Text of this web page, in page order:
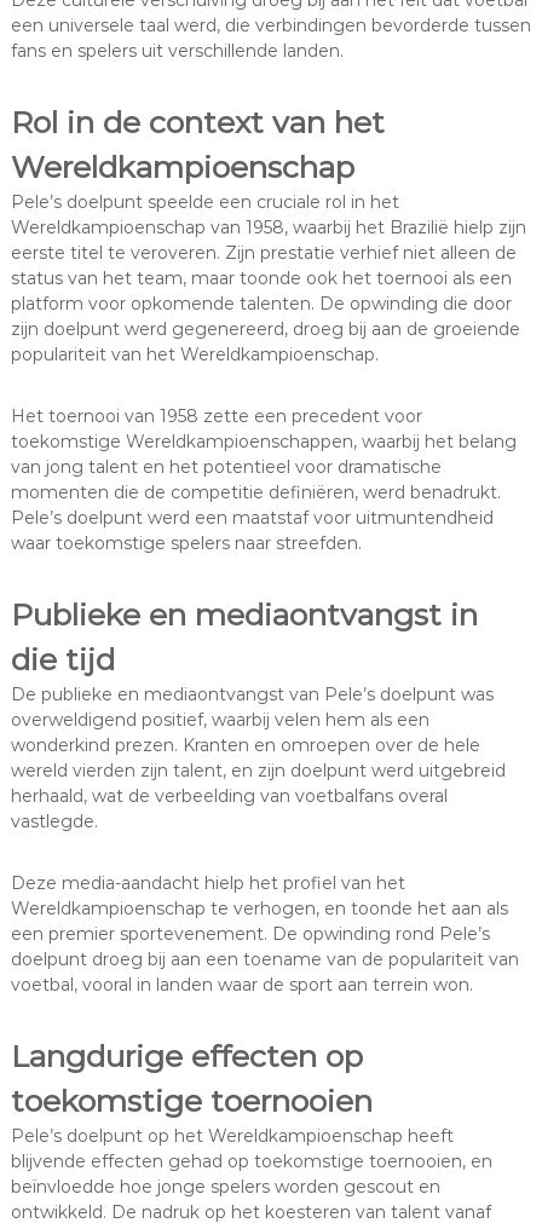
een universele taal werd, die verbindingen bevorderde tussen
fans en spelers uit verschillende landen.
Rol in de context van het
Wereldkampioenschap
Pele’s doelpunt speelde een cruciale rol in het
Wereldkampioenschap van 1958, waarbij het Brazilië hielp zijn
eerste titel te veroveren. Zijn prestatie verhief niet alleen de
status van het team, maar toonde ook het toernooi als een
platform voor opkomende talenten. De opwinding die door
zijn doelpunt werd gegenereerd, droeg bij aan de groeiende
populariteit van het Wereldkampioenschap.
Het toernooi van 1958 zette een precedent voor
toekomstige Wereldkampioenschappen, waarbij het belang
van jong talent en het potentieel voor dramatische
momenten die de competitie definiëren, werd benadrukt.
Pele’s doelpunt werd een maatstaf voor uitmuntendheid
waar toekomstige spelers naar streefden.
Publieke en mediaontvangst in
die tijd
De publieke en mediaontvangst van Pele’s doelpunt was
overweldigend positief, waarbij velen hem als een
wonderkind prezen. Kranten en omroepen over de hele
wereld vierden zijn talent, en zijn doelpunt werd uitgebreid
herhaald, wat de verbeelding van voetbalfans overal
vastlegde.
Deze media-aandacht hielp het profiel van het
Wereldkampioenschap te verhogen, en toonde het aan als
een premier sportevenement. De opwinding rond Pele’s
doelpunt droeg bij aan een toename van de populariteit van
voetbal, vooral in landen waar de sport aan terrein won.
Langdurige effecten op
toekomstige toernooien
Pele’s doelpunt op het Wereldkampioenschap heeft
blijvende effecten gehad op toekomstige toernooien, en
beïnvloedde hoe jonge spelers worden gescout en
ontwikkeld. De nadruk op het koesteren van talent vanaf